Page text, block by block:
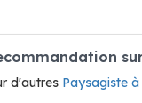
d'autres Paysagiste